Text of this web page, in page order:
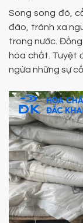
Song song đó,
đáo, tránh xa
trong nước.
hóa chất. Tuyệt
ngừa những sự